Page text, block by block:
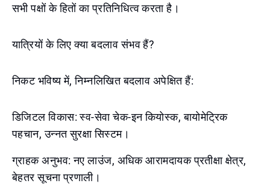
सभी पक्षों के हितों का प्रतिनिधित्व करता है।
यात्रियों के लिए क्या बदलाव संभव हैं?
निकट भविष्य में, निम्नलिखित बदलाव अपेक्षित हैं:
डिजिटल विकास: स्व-सेवा चेक-इन कियोस्क, बायोमेट्रिक
पहचान, उन्नत सुरक्षा सिस्टम।
ग्राहक अनुभव: नए लाउंज, अधिक आरामदायक प्रतीक्षा क्षेत्र,
बेहतर सूचना प्रणाली।